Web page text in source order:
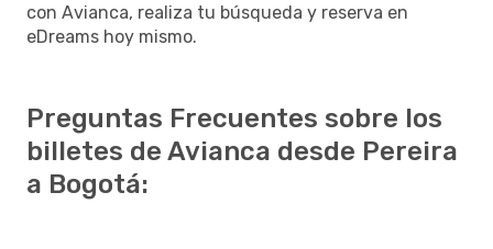
con Avianca, realiza tu búsqueda y reserva en
eDreams hoy mismo.
Preguntas Frecuentes sobre los
billetes de Avianca desde Pereira
a Bogotá: